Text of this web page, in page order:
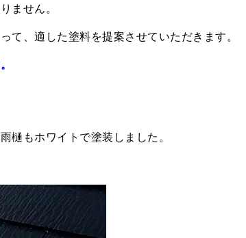
ません。
て、適した塗料を提案させていただきます。
樋もホワイトで塗装しました。